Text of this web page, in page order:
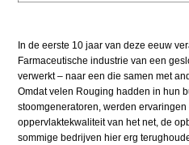
In de eerste 10 jaar van deze eeuw
Farmaceutische industrie van een
verwerkt – naar een die samen met
Omdat velen Rouging hadden in hun
stoomgeneratoren, werden
oppervlaktekwaliteit van het net, de
sommige bedrijven hier erg